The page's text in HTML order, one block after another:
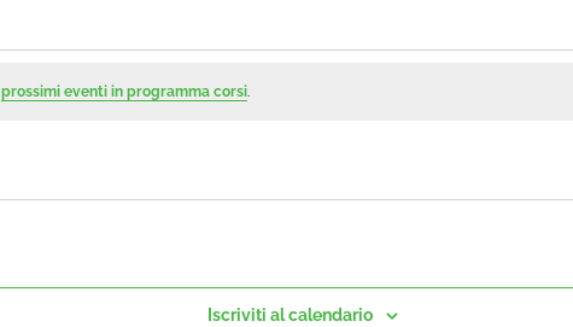
prossimi eventi in programma corsi.
Iscriviti al calendario